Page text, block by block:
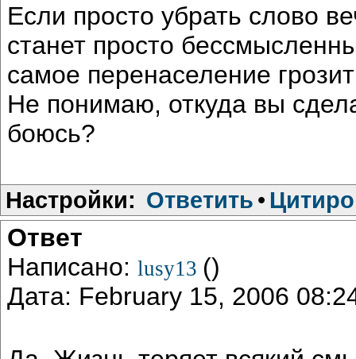
Если просто убрать слово
станет просто
самое перенаселение
Не понимаю, откуда вы
боюсь?
Настройки: Ответить •
Ответ
Написано: lusy13 ()
Дата: February 15, 2006